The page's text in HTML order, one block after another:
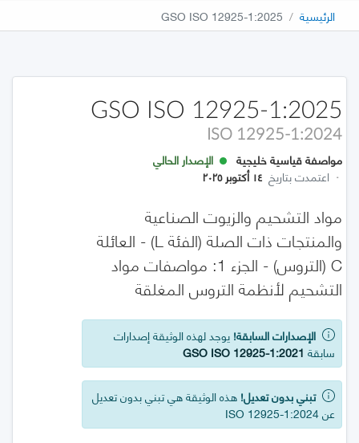
الرئيسية GSO ISO 12925-1:2025
GSO ISO 12925-1:2025
ISO 12925-1:2024
مواصفة قياسية خليجية
الإصدار الحالي
· اعتمدت بتاريخ ١٤ أكتوبر ٢٠٢٥
مواد التشحيم والزيوت الصناعية
والمنتجات ذات الصلة (الفئة L) - العائلة
C (التروس) - الجزء 1: مواصفات مواد
التشحيم لأنظمة التروس المغلقة
الإصدارات السابقة! يوجد لهذه الوثيقة إصدارات
سابقة GSO ISO 12925-1:2021
تبني بدون تعديل! هذه الوثيقة هي تبني بدون تعديل
عن ISO 12925-1:2024